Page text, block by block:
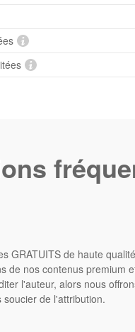
GRATUITS de haute
de nos contenus premium
l'auteur, alors nous
de l'attribution.